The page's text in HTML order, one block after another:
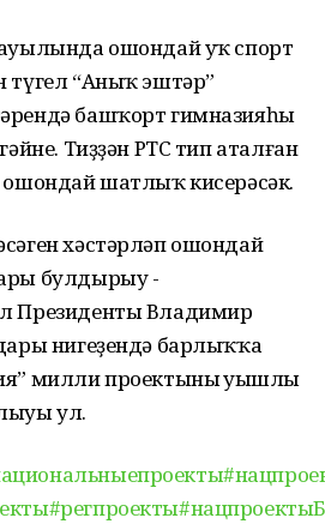
ошондай уҡ спорт
түгел “Аныҡ эштәр”
башҡорт гимназияһы
Тиҙҙән РТС тип аталған
шатлыҡ кисерәсәк.
хәстәрләп ошондай
булдырыу -
Президенты Владимир
нигеҙендә барлыҡҡа
милли проектының уңышлы
ул.
#регпроекты